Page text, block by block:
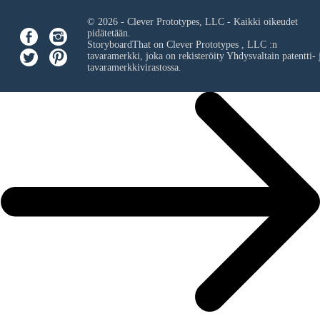
© 2026 - Clever Prototypes, LLC - Kaikki oikeudet
pidätetään.
StoryboardThat on Clever Prototypes , LLC:n
tavaramerkki, joka on rekisteröity Yhdysvaltain patentti-
tavaramerkkivirastossa.